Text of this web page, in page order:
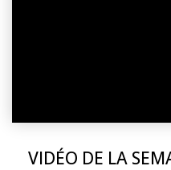
VIDÉO DE LA